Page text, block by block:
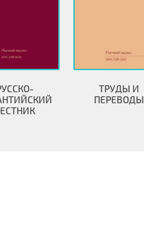
ТРУДЫ И
ПЕРЕВОДЫ